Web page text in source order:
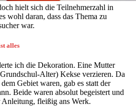
hielt sich die Teilnehmerzahl in
wohl daran, dass das Thema zu
war.
alles
ich die Dekoration. Eine Mutter
Alter) Kekse verzieren. Da
Gebiet waren, gab es statt der
Beide waren absolut begeistert und
Anleitung, fleißig ans Werk.